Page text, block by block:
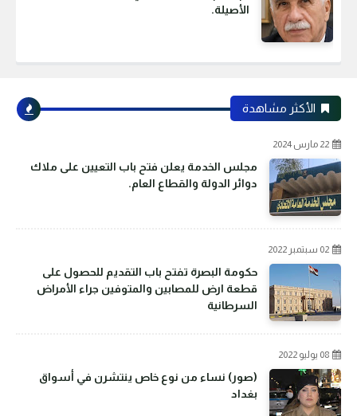
الأصيلة.
الأكثر مشاهدة
22 مارس 2024
مجلس الخدمة يعلن فتح باب التعيين على ملاك
دوائر الدولة والقطاع العام.
02 سبتمبر 2022
حكومة البصرة تفتح باب التقديم للحصول على
قطعة ارض للمصابين والمتوفين جراء الأمراض
السرطانية
08 يوليو 2022
(صور) نساء من نوع خاص ينتشرن في أسواق
بغداد